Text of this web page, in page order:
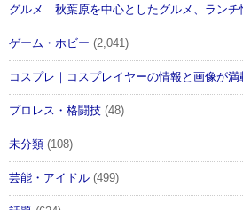
グルメ 秋葉原を中心としたグルメ、ラン
ゲーム・ホビー (2,041)
コスプレ｜コスプレイヤーの情報と画像が満
プロレス・格闘技 (48)
未分類 (108)
芸能・アイドル (499)